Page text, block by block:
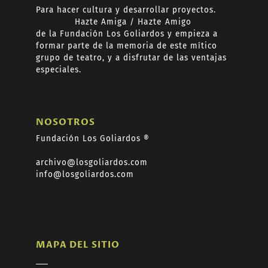
Para hacer cultura y desarrollar proyectos.
Hazte Amiga / Hazte Amigo
de la Fundación Los Goliardos y empieza a
formar parte de la memoria de este mítico
grupo de teatro, y a disfrutar de las ventajas
especiales.
NOSOTROS
Fundación Los Goliardos ®
archivo@losgoliardos.com
info@losgoliardos.com
MAPA DEL SITIO